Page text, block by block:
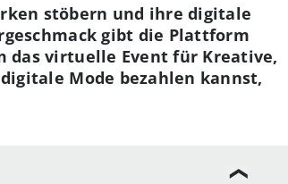
stöbern und ihre digitale
gibt die Plattform
das virtuelle Event für Kreative,
Mode bezahlen kannst,